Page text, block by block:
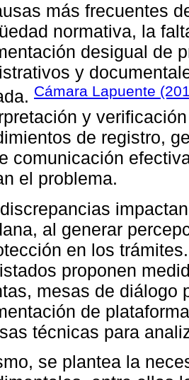
más frecuentes
normativa, la
desigual de
y
Cámara Lapuente
y
de registro,
comunicación
el problema.
al generar
en los
proponen
mesas de diálogo
de
técnicas para
se plantea la